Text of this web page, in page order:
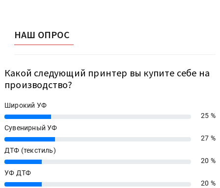
НАШ ОПРОС
Какой следующий принтер вы купите себе на
производство?
Широкий УФ
25%
25 %
Сувенирный УФ
27%
27 %
ДТФ (текстиль)
20%
20 %
УФ ДТФ
20%
20 %